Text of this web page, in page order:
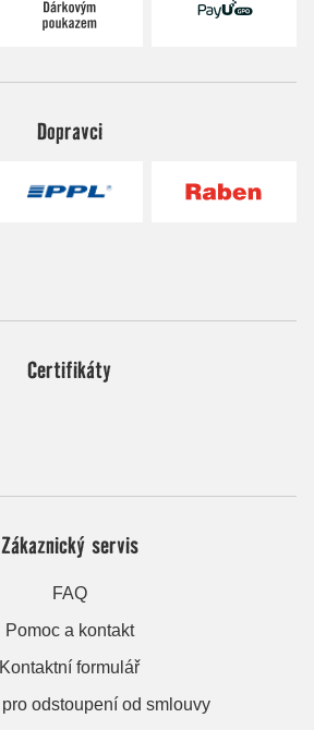
Dopravci
Certifikáty
Zákaznický servis
FAQ
Pomoc a kontakt
Kontaktní formulář
odstoupení od smlouvy